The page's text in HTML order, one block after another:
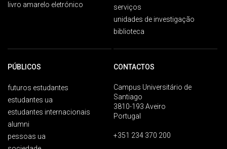
livro amarelo eletrónico
serviços
unidades de investigação
biblioteca
PÚBLICOS
futuros estudantes
estudantes ua
estudantes internacionais
alumni
pessoas ua
CONTACTOS
Campus Universitário de
Santiago
3810-193 Aveiro
Portugal
+351 234 370 200